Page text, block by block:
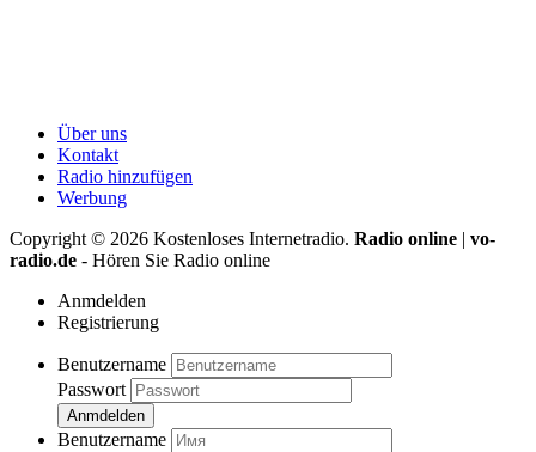
Über uns
Kontakt
Radio hinzufügen
Werbung
Copyright © 2026 Kostenloses Internetradio. Radio online | vo-
radio.de - Hören Sie Radio online
Anmdelden
Registrierung
Benutzername
Passwort
Anmdelden
Benutzername